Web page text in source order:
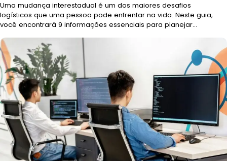
Uma mudança interestadual é um dos maiores desafios
logísticos que uma pessoa pode enfrentar na vida. Neste guia,
você encontrará 9 informações essenciais para planejar…